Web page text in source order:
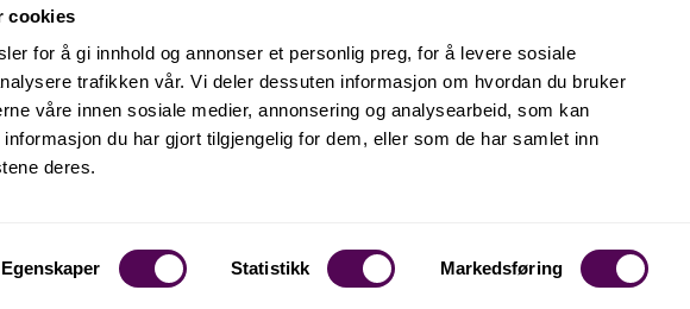
cookies
for å gi innhold og annonser et personlig preg, for å levere sosiale
trafikken vår. Vi deler dessuten informasjon om hvordan du bruker
våre innen sosiale medier, annonsering og analysearbeid, som kan
du har gjort tilgjengelig for dem, eller som de har samlet inn
deres.
Egenskaper Statistikk Markedsføring